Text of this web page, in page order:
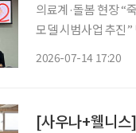
의료계·돌봄 현장 “죽음보다 돌
모델 시범사업 추진” 병원이 아닌 ‘내가 살아가는 집’에서 가족과 함께 삶의 마지막을 맞는 ‘재
2026-07-14 17:20
[사우나+웰니